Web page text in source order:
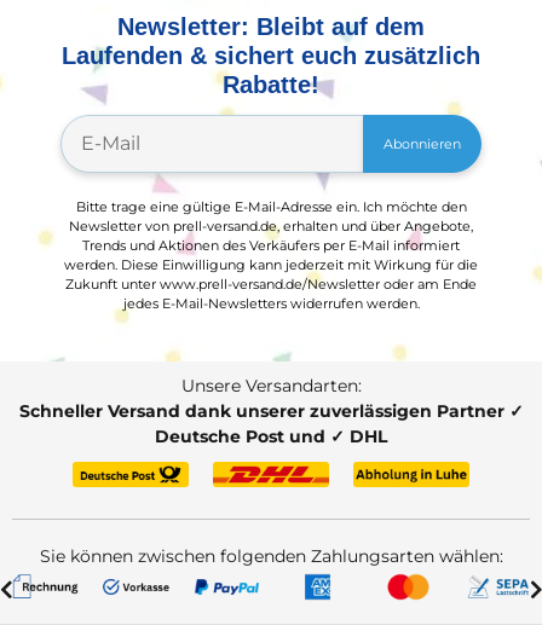
Newsletter: Bleibt auf dem
Laufenden & sichert euch zusätzlich
Rabatte!
Abonnieren
Bitte trage eine gültige E-Mail-Adresse ein. Ich möchte den
Newsletter von prell-versand.de, erhalten und über Angebote,
Trends und Aktionen des Verkäufers per E-Mail informiert
werden. Diese Einwilligung kann jederzeit mit Wirkung für die
Zukunft unter www.prell-versand.de/Newsletter oder am Ende
jedes E-Mail-Newsletters widerrufen werden.
Unsere Versandarten:
Schneller Versand dank unserer zuverlässigen Partner ✓
Deutsche Post und ✓ DHL
Sie können zwischen folgenden Zahlungsarten wählen: